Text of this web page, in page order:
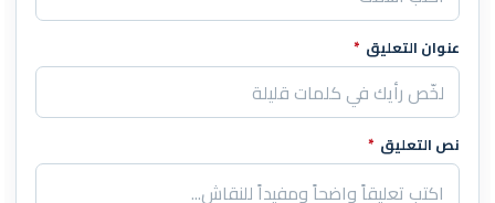
عنوان التعليق *
نص التعليق *